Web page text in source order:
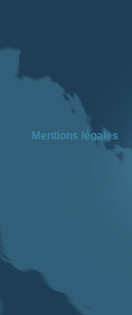
Mentions légales